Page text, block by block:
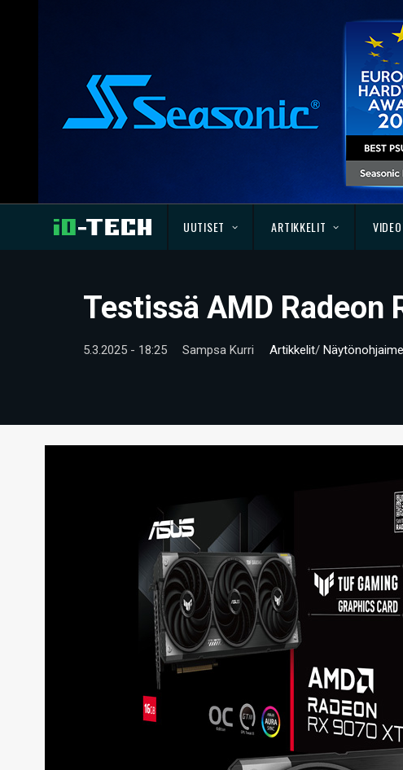
UUTISET ARTIKKELIT
Testissä AMD Radeon
5.3.2025 - 18:25 Sampsa Kurri Artikkelit/